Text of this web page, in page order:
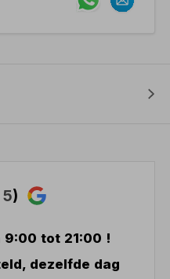
)
9:00 tot 21:00 !
dezelfde dag